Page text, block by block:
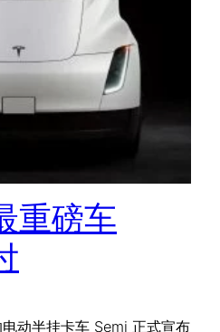
重磅车
动半挂卡车 Semi 正式宣布